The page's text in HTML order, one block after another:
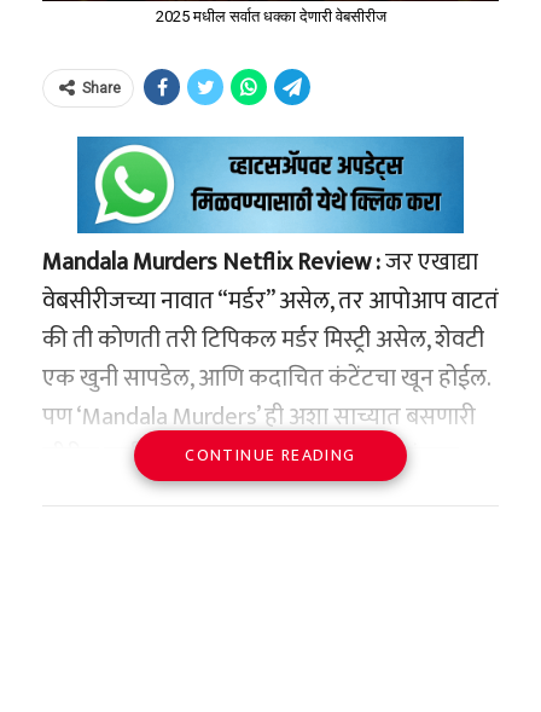
2025 मधील सर्वात धक्का देणारी वेबसीरीज
Share
Mandala Murders Netflix Review :जर एखाद्या
वेबसीरीजच्या नावात “मर्डर” असेल, तर आपोआप वाटतं
की ती कोणती तरी टिपिकल मर्डर मिस्ट्री असेल, शेवटी
एक खुनी सापडेल, आणि कदाचित कंटेंटचा खून होईल.
पण ‘Mandala Murders’ ही अशा साच्यात बसणारी
सीरीज नाही. ती एक वेगळी, थक्क करणारी, गुंतवून
ठेवणारी आणि मेंदूला हलवून टाकणारी मालिका आहे.
CONTINUE READING